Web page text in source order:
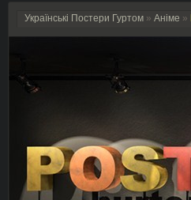
Українські Постери Гуртом » Аніме »